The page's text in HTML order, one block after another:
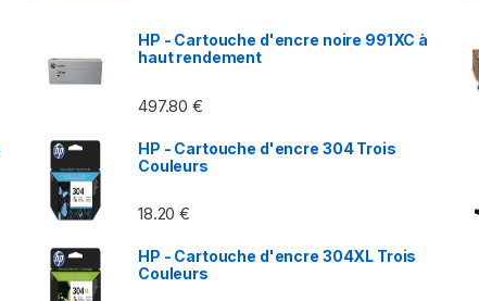
HP - Cartouche d'encre noire 991XC à
haut rendement
497.80€
HP - Cartouche d'encre 304 Trois
Couleurs
18.20€
HP - Cartouche d'encre 304XL Trois
Couleurs